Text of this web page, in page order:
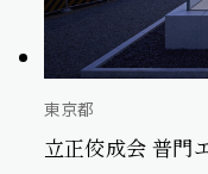
東京都
立正佼成会 普門